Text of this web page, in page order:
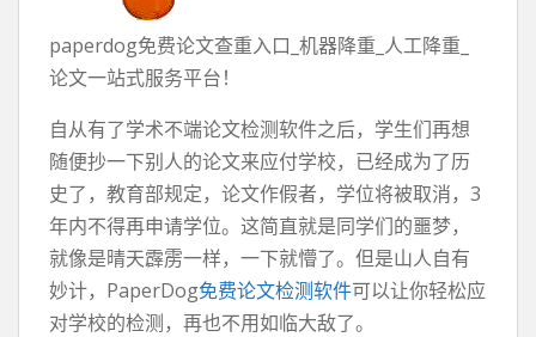
paperdog免费论文查重入口_机器降重_人工降重_
论文一站式服务平台！
自从有了学术不端论文检测软件之后，学生们再想
随便抄一下别人的论文来应付学校，已经成为了历
史了，教育部规定，论文作假者，学位将被取消，3
年内不得再申请学位。这简直就是同学们的噩梦，
就像是晴天霹雳一样，一下就懵了。但是山人自有
妙计，PaperDog免费论文检测软件可以让你轻松应
对学校的检测，再也不用如临大敌了。